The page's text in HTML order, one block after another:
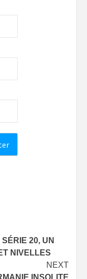
20, UN
NIVELLES
NEXT